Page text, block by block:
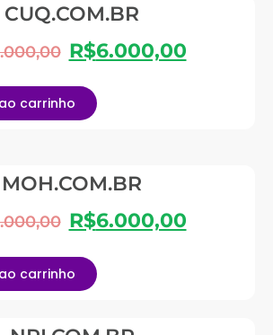
CUQ.COM.BR
R$6.000,00
carrinho
MOH.COM.BR
R$6.000,00
carrinho